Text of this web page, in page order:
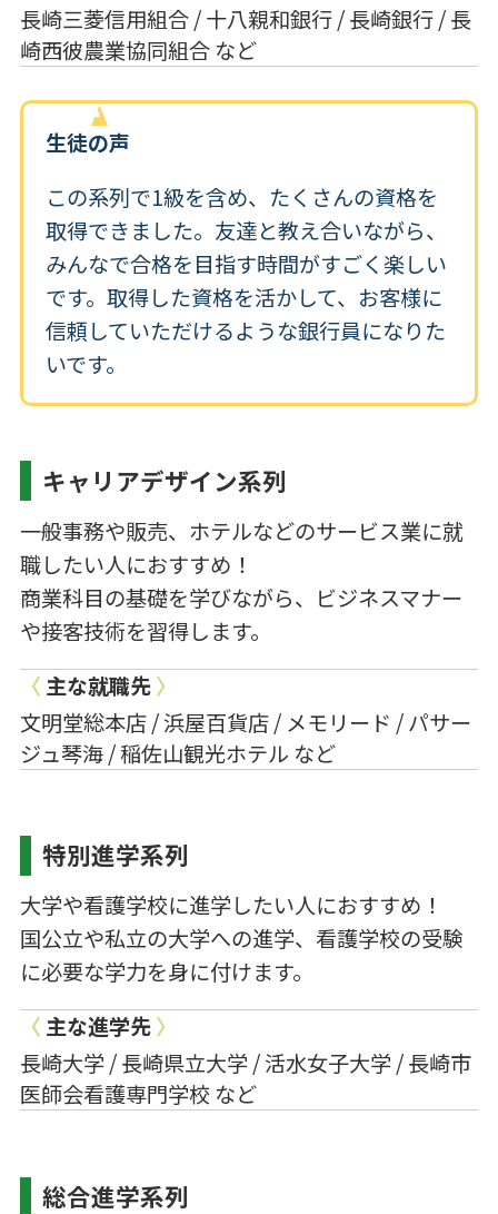
長崎三菱信用組合 / 十八親和銀行 / 長崎銀行 / 長
崎西彼農業協同組合 など
生徒の声
この系列で1級を含め、たくさんの資格を
取得できました。友達と教え合いながら、
みんなで合格を目指す時間がすごく楽しい
です。取得した資格を活かして、お客様に
信頼していただけるような銀行員になりた
いです。
キャリアデザイン系列
一般事務や販売、ホテルなどのサービス業に就
職したい人におすすめ！
商業科目の基礎を学びながら、ビジネスマナー
や接客技術を習得します。
〈 主な就職先〉
文明堂総本店 / 浜屋百貨店 / メモリード / パサー
ジュ琴海 / 稲佐山観光ホテル など
特別進学系列
大学や看護学校に進学したい人におすすめ！
国公立や私立の大学への進学、看護学校の受験
に必要な学力を身に付けます。
〈 主な進学先〉
長崎大学 / 長崎県立大学 / 活水女子大学 / 長崎市
医師会看護専門学校 など
総合進学系列